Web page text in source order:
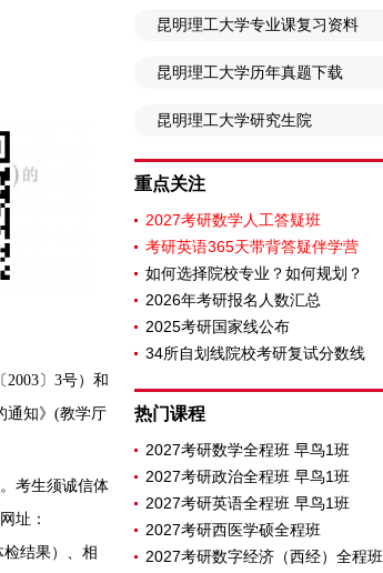
〕3号）和
通知》(教学厅
考生须诚信体
址：
检结果）、相
昆明理工大学专业课复习资料
昆明理工大学历年真题下载
昆明理工大学研究生院
重点关注
2027考研数学人工答疑班
考研英语365天带背答疑伴学营
如何选择院校专业？如何规划？
2026年考研报名人数汇总
2025考研国家线公布
34所自划线院校考研复试分数线
热门课程
2027考研数学全程班 早鸟1班
2027考研政治全程班 早鸟1班
2027考研英语全程班 早鸟1班
2027考研西医学硕全程班
2027考研数字经济（西经）全程班